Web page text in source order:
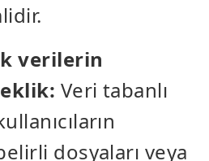
verilerin
Veri tabanlı
dosyaları veya